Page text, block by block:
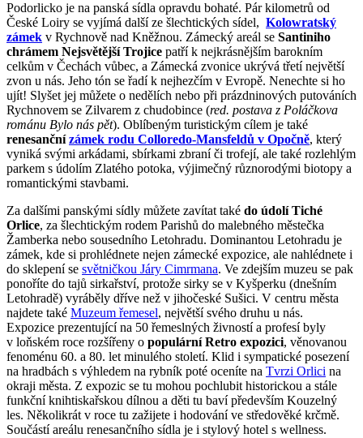
Podorlicko je na panská sídla opravdu bohaté. Pár kilometrů od
České Loiry se vyjímá další ze šlechtických sídel, Kolowratský
zámek v Rychnově nad Kněžnou. Zámecký areál se Santiniho
chrámem Nejsvětější Trojice patří k nejkrásnějším barokním
celkům v Čechách vůbec, a Zámecká zvonice ukrývá třetí největší
zvon u nás. Jeho tón se řadí k nejhezčím v Evropě. Nenechte si ho
ujít! Slyšet jej můžete o nedělích nebo při prázdninových putováních
Rychnovem se Zilvarem z chudobince (red. postava z Poláčkova
románu Bylo nás pět). Oblíbeným turistickým cílem je také
renesančnízámek rodu Colloredo-Mansfeldů v Opočně, který
vyniká svými arkádami, sbírkami zbraní či trofejí, ale také rozlehlým
parkem s údolím Zlatého potoka, výjimečný různorodými biotopy a
romantickými stavbami.
Za dalšími panskými sídly můžete zavítat také do údolí Tiché
Orlice, za šlechtickým rodem Parishů do malebného městečka
Žamberka nebo sousedního Letohradu. Dominantou Letohradu je
zámek, kde si prohlédnete nejen zámecké expozice, ale nahlédnete i
do sklepení se světničkou Járy Cimrmana. Ve zdejším muzeu se pak
ponoříte do tajů sirkařství, protože sirky se v Kyšperku (dnešním
Letohradě) vyráběly dříve než v jihočeské Sušici. V centru města
najdete také Muzeum řemesel, největší svého druhu u nás.
Expozice prezentující na 50 řemeslných živností a profesí byly
v loňském roce rozšířeny o populární Retro expozici, věnovanou
fenoménu 60. a 80. let minulého století. Klid i sympatické posezení
na hradbách s výhledem na rybník poté oceníte na Tvrzi Orlici na
okraji města. Z expozic se tu mohou pochlubit historickou a stále
funkční knihtiskařskou dílnou a děti tu baví především Kouzelný
les. Několikrát v roce tu zažijete i hodování ve středověké krčmě.
Součástí areálu renesančního sídla je i stylový hotel s wellness.